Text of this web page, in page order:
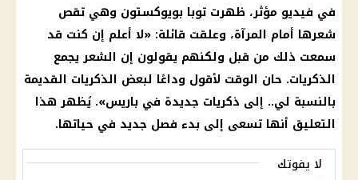
في فيديو مؤثر، ظهرت توبا بويوكستون وهي تقص
شعرها أمام المرآة، وعلقت قائلة: «لا أعلم إن كنت قد
سمعت ذلك من قبل ولكنهم يقولون إن الشعر يجمع
الذكريات. حان الوقت لأقول وداعًا لبعض الذكريات القديمة
بالنسبة لي.. إلى ذكريات جديدة في باريس». يُظهر هذا
التعليق أنها تسعى إلى بدء فصل جديد في حياتها.
لا يفوتك